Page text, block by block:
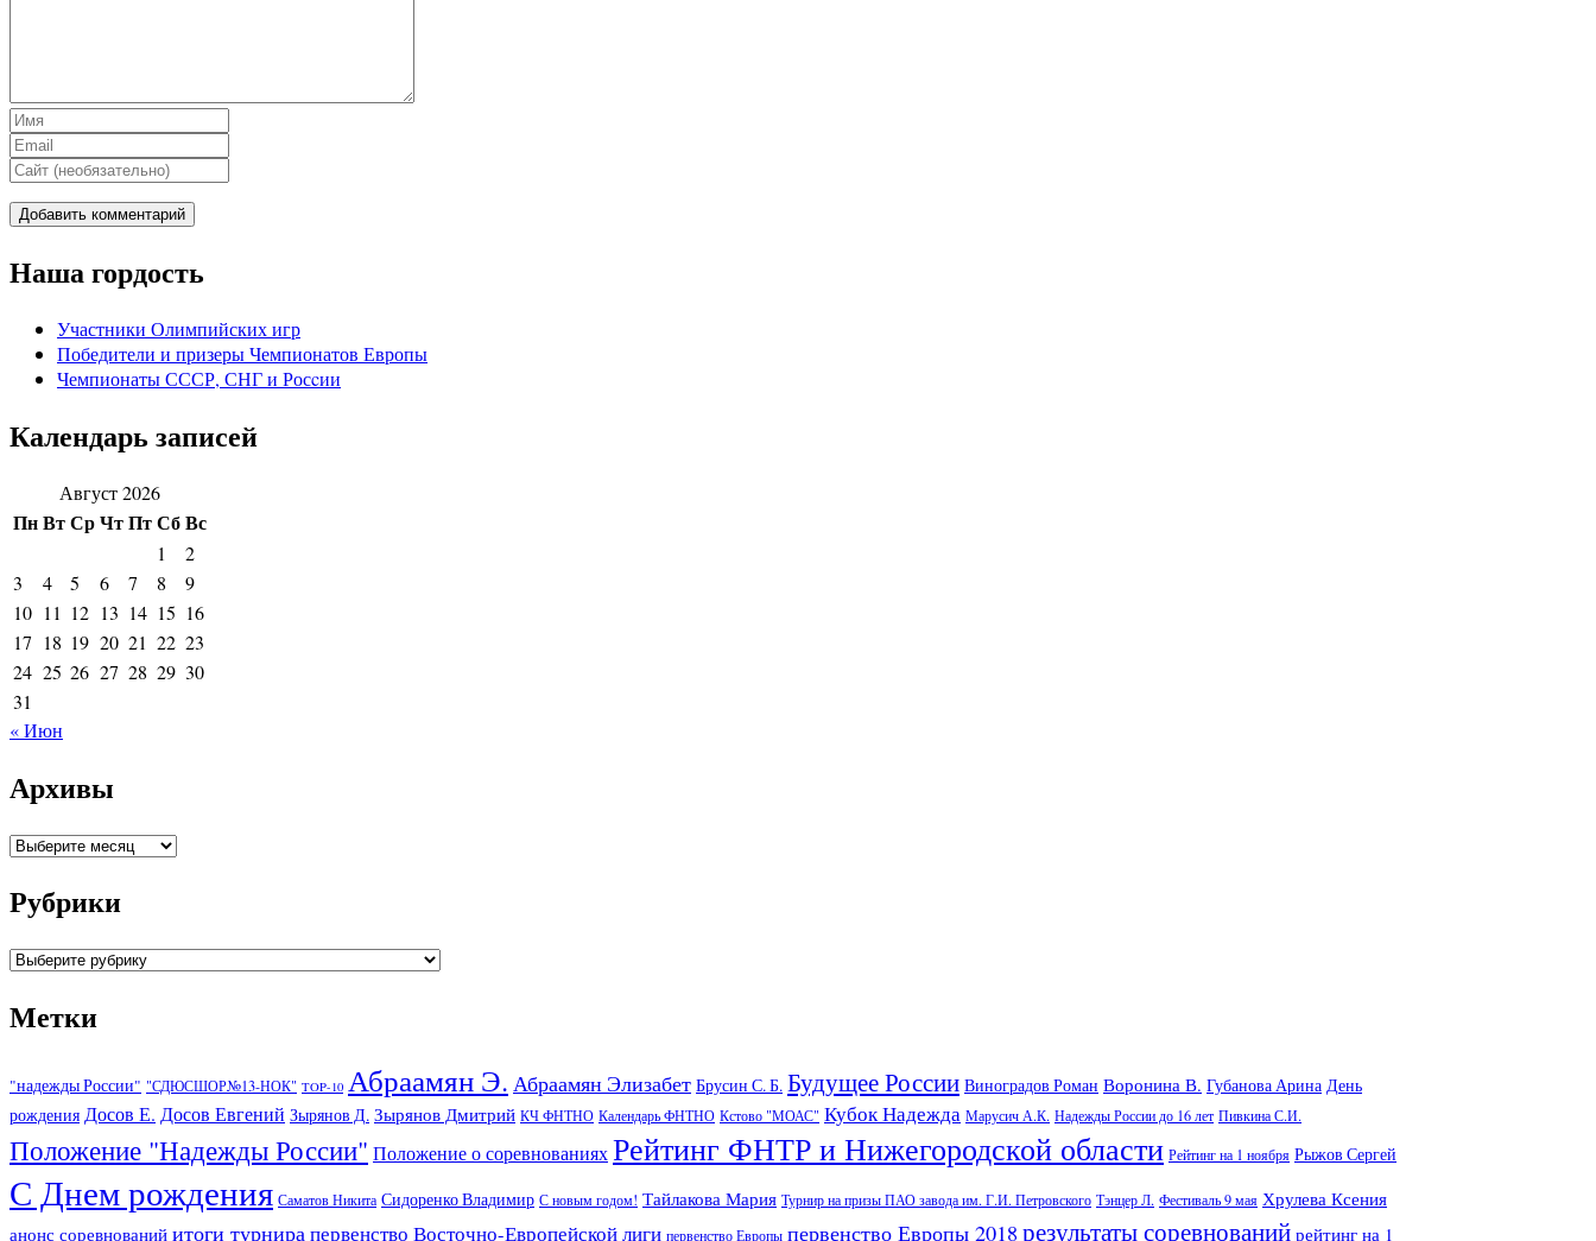
Наша гордость
Участники Олимпийских игр
Победители и призеры Чемпионатов Европы
Чемпионаты СССР, СНГ и Росcии
Календарь записей
Август 2026
ПнВтСрЧтПтСбВс
1
2
3
4 5 6 7 8
9
10 11 12 13 14 15 16
17 18 19 20 21 22 23
24 25 26 27 28 29 30
31
« Июн
Архивы
Архивы
Рубрики
Рубрики
Метки
"надежды России" "СДЮСШОР№13-НОК" TOP-10 Абраамян Э. Абраамян Элизабет Брусин С. Б. Будущее России Виноградов Роман Воронина В. Губанова Арина День
рождения Досов Е. Досов Евгений Зырянов Д. Зырянов Дмитрий КЧ ФНТНО Календарь ФНТНО Кстово "МОАС" Кубок Надежда Марусич А.К. Надежды России до 16 лет Пивкина С.И.
Положение "Надежды России" Положение о соревнованияхРейтинг ФНТР и Нижегородской области Рейтинг на 1 ноября Рыжов Сергей
С Днем рождения Саматов Никита Сидоренко Владимир С новым годом! Тайлакова Мария Турнир на призы ПАО завода им. Г.И. Петровского Тэнцер Л. Фестиваль 9 мая Хрулева Ксения
анонс соревнований итоги турнирапервенство Восточно-Европейской лиги первенство Европы первенство Европы 2018 результаты соревнований рейтинг на 1